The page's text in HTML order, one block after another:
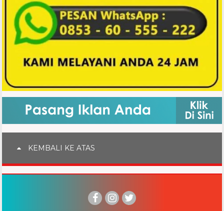
KEMBALI KE ATAS